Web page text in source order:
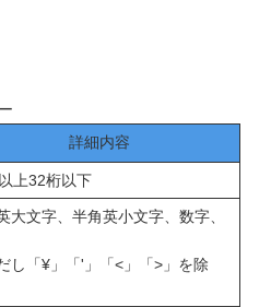
詳細内容
上32桁以下
大文字、半角英小文字、数字、
し「¥」「'」「<」「>」を除